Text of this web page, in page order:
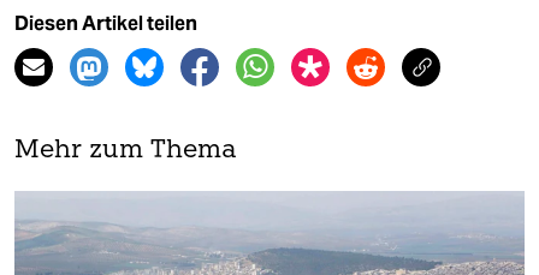
Diesen Artikel teilen
Mehr zum Thema